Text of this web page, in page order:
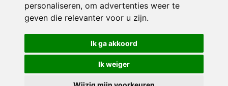
personaliseren, om advertenties weer te
geven die relevanter voor u zijn.
Ik ga akkoord
Ik weiger
Privacy policy|Disclaimer| Klachtenregeling|RSIN en Anbi
voorkeuren
Crealisatie The MindOffice